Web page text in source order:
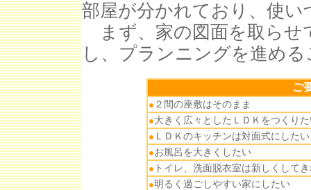
部屋が分かれており、使
まず、家の図面を取らせ
し、プランニングを進め
ご
● ２間の座敷はそのまま
●大きく広々としたＬＤＫをつくり
● ＬＤＫのキッチンは対面式にしたい
●お風呂を大きくしたい
● トイレ、洗面脱衣室は新しくして
●明るく過ごしやすい家にしたい